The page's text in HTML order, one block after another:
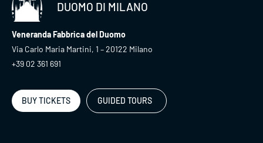
DUOMO DI MILANO
Veneranda Fabbrica del Duomo
Via Carlo Maria Martini, 1 – 20122 Milano
+39 02 361 691
BUY TICKETS GUIDED TOURS